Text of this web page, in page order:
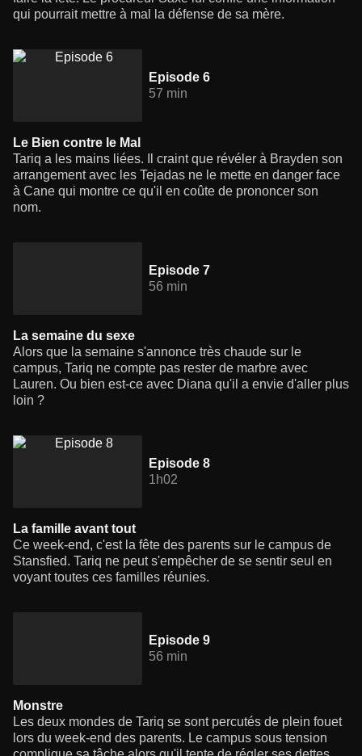
qui pourrait mettre à mal la défense de sa mère.
Episode 6
57 min
Le Bien contre le Mal
Tariq a les mains liées. Il craint que révéler à Brayden son
arrangement avec les Tejadas ne le mette en danger face
à Cane qui montre ce qu'il en coûte de prononcer son
nom.
Episode 7
56 min
La semaine du sexe
Alors que la semaine s'annonce très chaude sur le
campus, Tariq ne compte pas rester de marbre avec
Lauren. Ou bien est-ce avec Diana qu'il a envie d'aller plus
loin ?
Episode 8
1h02
La famille avant tout
Ce week-end, c'est la fête des parents sur le campus de
Stansfied. Tariq ne peut s'empêcher de se sentir seul en
voyant toutes ces familles réunies.
Episode 9
56 min
Monstre
Les deux mondes de Tariq se sont percutés de plein fouet
lors du week-end des parents. Le campus sous tension